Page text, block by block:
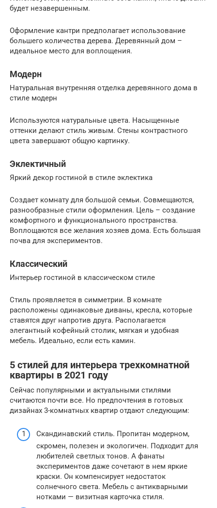
будет незавершенным.
Оформление кантри предполагает использование
большего количества дерева. Деревянный дом –
идеальное место для воплощения.
Модерн
Натуральная внутренняя отделка деревянного дома в
стиле модерн
Используются натуральные цвета. Насыщенные
оттенки делают стиль живым. Стены контрастного
цвета завершают общую картинку.
Эклектичный
Яркий декор гостиной в стиле эклектика
Создает комнату для большой семьи. Совмещаются,
разнообразные стили оформления. Цель – создание
комфортного и функционального пространства.
Воплощаются все желания хозяев дома. Есть большая
почва для экспериментов.
Классический
Интерьер гостиной в классическом стиле
Стиль проявляется в симметрии. В комнате
расположены одинаковые диваны, кресла, которые
ставятся друг напротив друга. Располагается
элегантный кофейный столик, мягкая и удобная
мебель. Идеально, если есть камин.
5 стилей для интерьера трехкомнатной
квартиры в 2021 году
Сейчас популярными и актуальными стилями
считаются почти все. Но предпочтения в готовых
дизайнах 3-комнатных квартир отдают следующим:
Скандинавский стиль. Пропитан модерном,
скромен, полезен и экологичен. Подходит для
любителей светлых тонов. А фанаты
экспериментов даже сочетают в нем яркие
краски. Он компенсирует недостаток
солнечного света. Мебель с антикварными
нотками — визитная карточка стиля.